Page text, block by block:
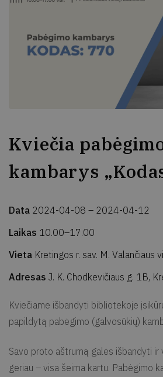
Kviečia
kambarys
Data 2024-04-08 – 2024-04-12
Laikas 10.00–17.00
Vieta Kretingos r. sav. M. Valančiaus
Adresas J. K. Chodkevičiaus g. 1B,
Kviečiame išbandyti bibliotekoje
papildytą pabėgimo (galvosūkių)
Savo proto aštrumą galės išbandyti ir
geriau – visa šeima kartu. Pabėgimo